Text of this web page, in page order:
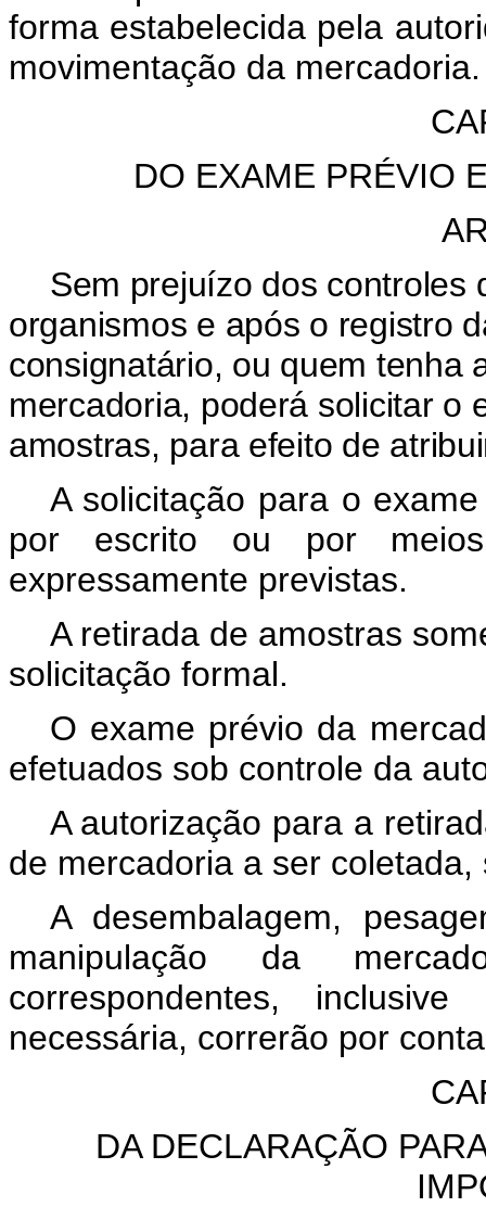
forma estabelecida pela
movimentação da mercadoria.
DO EXAME PRÉVIO
Sem prejuízo dos controles
organismos e após o registro
consignatário, ou quem tenha
mercadoria, poderá solicitar o
amostras, para efeito de
A solicitação para o
por escrito ou por meios
expressamente previstas.
A retirada de amostras
solicitação formal.
O exame prévio da
efetuados sob controle da
A autorização para a
de mercadoria a ser
A desembalagem,
manipulação da
correspondentes,
necessária, correrão por
DA DECLARAÇÃO